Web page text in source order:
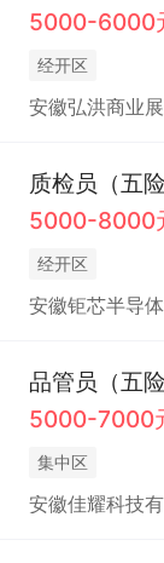
5000-6000
经开区
安徽弘洪商业
质检员（五
5000-8000
经开区
安徽钜芯半导
品管员（五险
5000-7000
集中区
安徽佳耀科技